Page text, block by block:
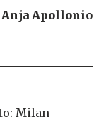
Apollonio